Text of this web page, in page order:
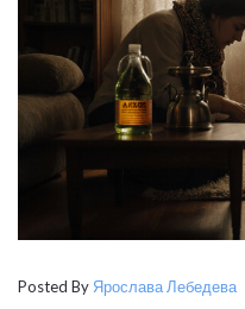
Posted By Ярослава Лебедева